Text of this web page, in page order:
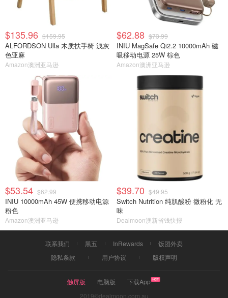
$135.96 $159.95
ALFORDSON Ulla 木质扶手椅 浅灰
色亚麻
Amazon澳洲亚马逊
$62.88 $73.99
INIU MagSafe Qi2.2 10000mAh 磁
吸移动电源 25W 棕色
Amazon澳洲亚马逊
$53.54 $62.99
INIU 10000mAh 45W 便携移动电源
粉色
Amazon澳洲亚马逊
$39.70 $49.95
Switch Nutrition 纯肌酸粉 微粉化 无
味
Dealmoon澳新省钱快报
联系我们 黑五 InRewards
饭团外卖
隐私条款
用户协议 版权声明
触屏版 电脑版
下载App
2019©dealmoon.com.au